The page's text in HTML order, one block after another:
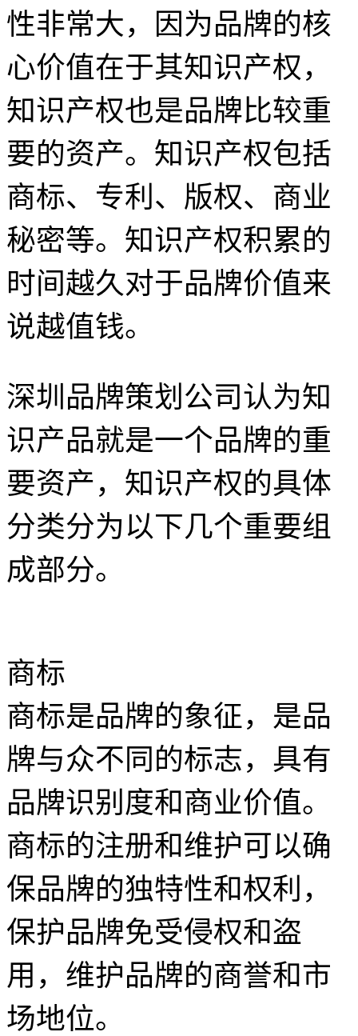
性非常大，因为品牌的核
心价值在于其知识产权，
知识产权也是品牌比较重
要的资产。知识产权包括
商标、专利、版权、商业
秘密等。知识产权积累的
时间越久对于品牌价值来
说越值钱。
深圳品牌策划公司认为知
识产品就是一个品牌的重
要资产，知识产权的具体
分类分为以下几个重要组
成部分。
商标
商标是品牌的象征，是品
牌与众不同的标志，具有
品牌识别度和商业价值。
商标的注册和维护可以确
保品牌的独特性和权利，
保护品牌免受侵权和盗
用，维护品牌的商誉和市
场地位。